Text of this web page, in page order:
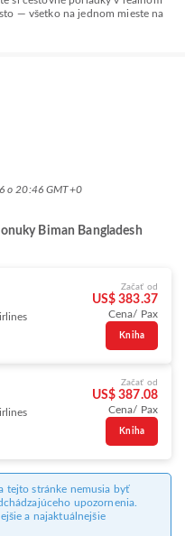
— všetko na jednom mieste na
o 20:46 GMT+0
Biman Bangladesh
Začať od
US$ 383.37
Cena/ Pax
Kniha
Začať od
US$ 387.08
Cena/ Pax
Kniha
tejto stránke nemusia byť
upozornenia.
a najaktuálnejšie